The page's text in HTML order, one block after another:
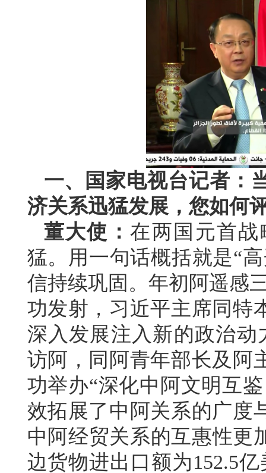
一、国家电视台记者：
济关系迅猛发展，您如何
董大使：在两国元首
猛。用一句话概括就是“
信持续巩固。年初阿遥感
功发射，习近平主席同特
深入发展注入新的政治
访阿，同阿青年部长及阿
功举办“深化中阿文明互
效拓展了中阿关系的广度
中阿经贸关系的互惠性更
边货物进出口额为152.5